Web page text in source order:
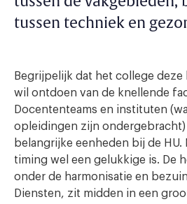
tussen techniek en
Begrijpelijk dat het college
wil ontdoen van de knellende
Docententeams en instituten
opleidingen zijn ondergebracht)
belangrijke eenheden bij de HU.
timing wel een gelukkige is. De
onder de harmonisatie en
Diensten, zit midden in een